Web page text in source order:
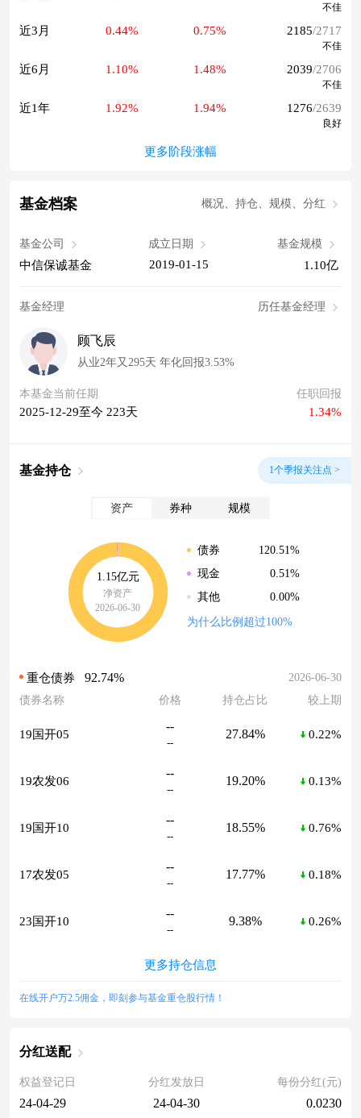
不佳
近3月 0.44% 0.75% 2185/2717
不佳
近6月 1.10% 1.48% 2039/2706
不佳
近1年 1.92% 1.94% 1276/2639
良好
更多阶段涨幅
基金档案 概况、持仓、规模、分红
基金公司
中信保诚基金
成立日期
2019-01-15
基金规模
1.10亿
基金经理 历任基金经理
顾飞辰
从业2年又295天 年化回报3.53%
本基金当前任期
2025-12-29至今 223天
任职回报
1.34%
基金持仓 1个季报关注点 >
资产 券种 规模
1.15亿元
净资产
2026-06-30
债券
120.51%
现金
0.51%
其他
0.00%
为什么比例超过100%
重仓债券 92.74%
2026-06-30
债券名称
价格 持仓占比 较上期
19国开05
--
--
27.84% 0.22%
19农发06
--
--
19.20% 0.13%
19国开10
--
--
18.55% 0.76%
17农发05
--
--
17.77% 0.18%
23国开10
--
--
9.38% 0.26%
更多持仓信息
在线开户万2.5佣金，即刻参与基金重仓股行情！
分红送配
权益登记日
24-04-29
分红发放日
24-04-30
每份分红(元)
0.0230